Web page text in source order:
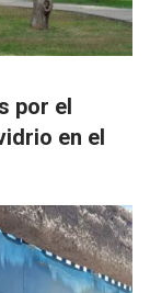
por el
en el